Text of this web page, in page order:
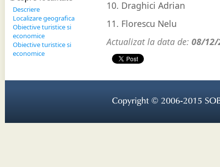
Descriere
Localizare geografica
Obiective turistice si
economice
Obiective turistice si
economice
10. Draghici Adrian
11. Florescu Nelu
Actualizat la data de: 08/12/
Copyright © 2006-2015